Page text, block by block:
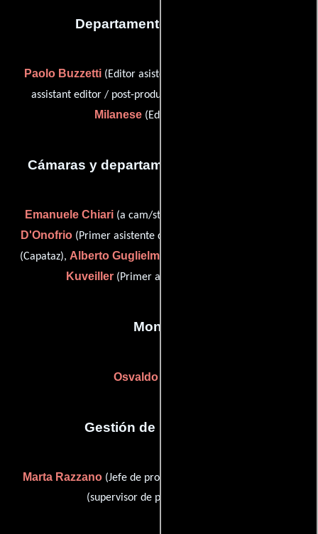
Departamento de editorial
Paolo Buzzetti (Editor asistente),
assistant editor / post-production assistant) y
Milanese (Editor asistente)
Cámaras y departamento de electricidad
Emanuele Chiari(a cam/steadicam operator),
D'Onofrio (Primer asistente de cámara),
(Capataz), Alberto Guglielmi
Kuveiller (Primer asistente de cámara)
Montaje
Osvaldo Bargero
Gestión de producción
Marta Razzano (Jefe de producción) y
(supervisor de post-producción)